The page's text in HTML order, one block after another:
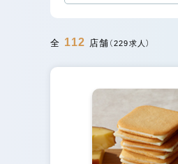
全 112 店舗 （229求人）